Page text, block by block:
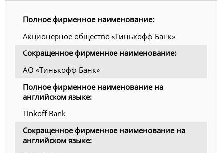
Полное фирменное наименование:
Акционерное общество «Тинькофф Банк»
Сокращенное фирменное наименование:
АО «Тинькофф Банк»
Полное фирменное наименование на
английском языке:
Tinkoff Bank
Сокращенное фирменное наименование на
английском языке: